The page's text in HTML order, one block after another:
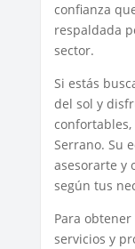
confianza
respaldada
sector.
Si estás
del sol y
Serrano. Su
asesorarte y
según tus
Para
servicios y